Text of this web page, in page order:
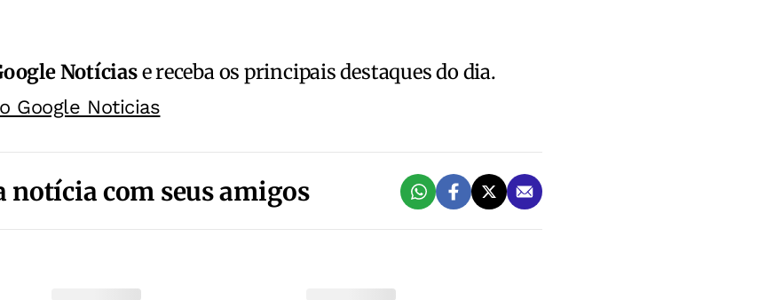
Notíciase receba os principais destaques do dia.
Google Noticias
notícia com seus amigos